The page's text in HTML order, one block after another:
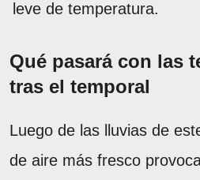
leve de temperatura.
Qué pasará con las
tras el temporal
Luego de las lluvias de
de aire más fresco